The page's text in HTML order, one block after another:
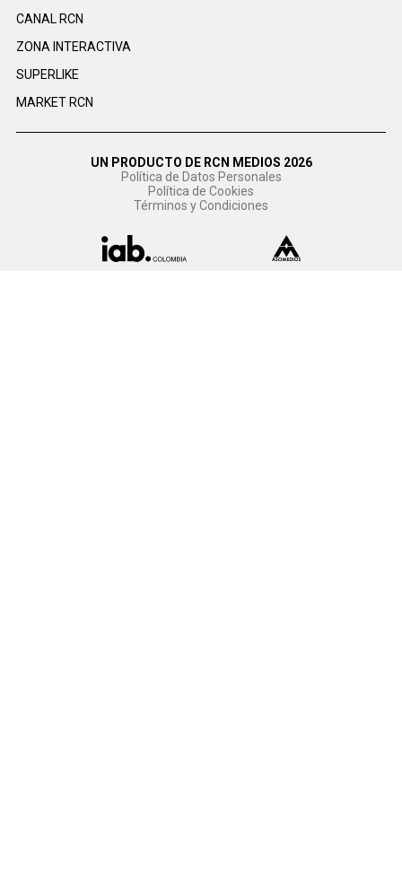
CANAL RCN
ZONA INTERACTIVA
SUPERLIKE
MARKET RCN
UN PRODUCTO DE RCN MEDIOS 2026
Política de Datos Personales
Política de Cookies
Términos y Condiciones